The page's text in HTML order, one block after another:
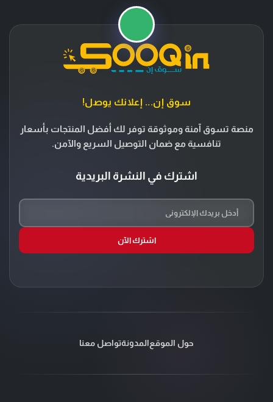
سوق إن... إعلانك يوصل!
منصة تسوق آمنة وموثوقة توفر لك أفضل المنتجات بأسعار
تنافسية مع ضمان التوصيل السريع والآمن.
اشترك في النشرة البريدية
اشترك الآن
حول الموقعالمدونةتواصل معنا